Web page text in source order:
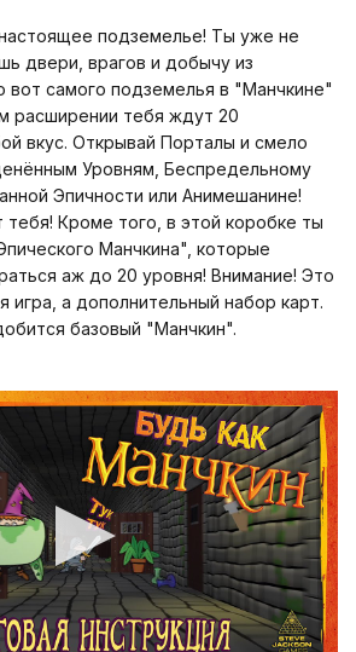
подземелье! Ты уже не
двери, врагов и добычу из
вот самого подземелья в "Манчкине"
расширении тебя ждут 20
вкус. Открывай Порталы и смело
Уровням, Беспредельному
Эпичности или Анимешанине!
Кроме того, в этой коробке ты
Манчкина", которые
аж до 20 уровня! Внимание! Это
игра, а дополнительный набор карт.
базовый "Манчкин".